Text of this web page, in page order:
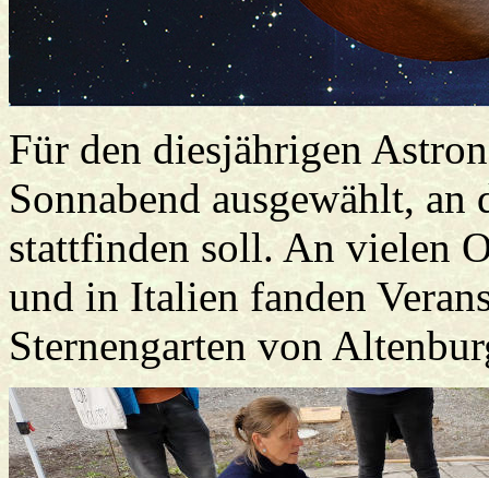
Für den diesjährigen
Sonnabend ausgewählt,
stattfinden soll. An vielen
und in Italien fanden
Sternengarten von